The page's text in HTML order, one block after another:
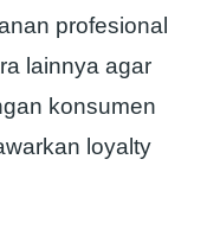
profesional
lainnya agar
konsumen
loyalty